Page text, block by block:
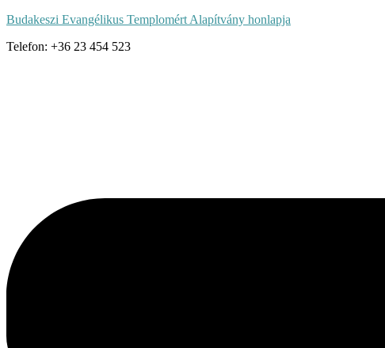
Budakeszi Evangélikus Templomért Alapítvány honlapja
Telefon: +36 23 454 523